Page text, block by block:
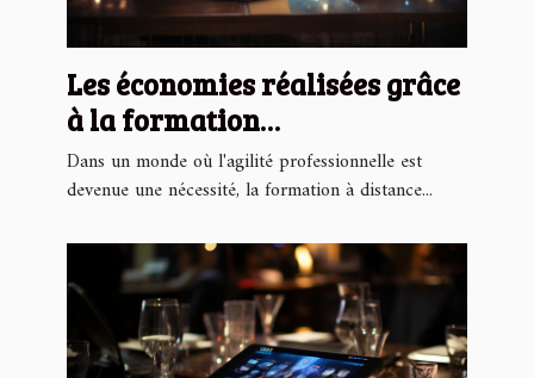
Les économies réalisées grâce
à la formation
professionnelle à distance
Dans un monde où l'agilité professionnelle est
devenue une nécessité, la formation à distance...